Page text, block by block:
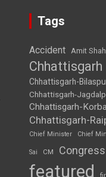
Tags
Accident Amit Shah
Chhattisgarh
Chhattisgarh-
Chhattisgarh-
Chhattisgarh-
Chhattisgarh-
Chief Minister
Chief
Sai CM Congress
featured